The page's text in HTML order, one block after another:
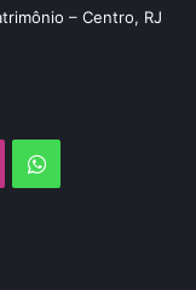
– Centro, RJ
WhatsApp